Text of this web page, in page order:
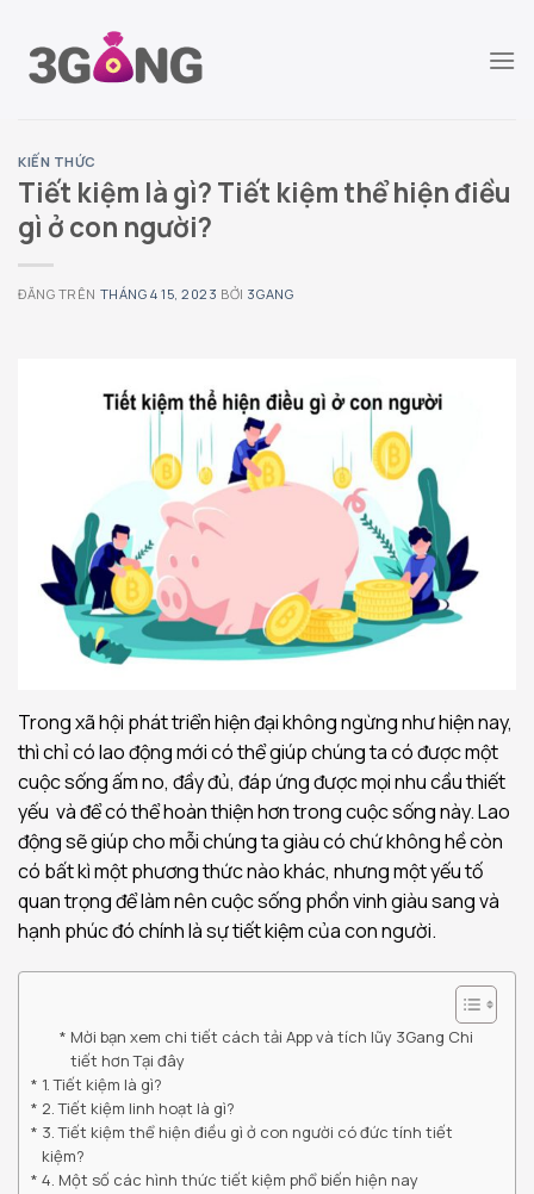
đến
KIẾN THỨC
Tiết kiệm là gì? Tiết kiệm thể hiện điều
gì ở con người?
ĐĂNG TRÊN THÁNG 4 15, 2023 BỞI 3GANG
Trong xã hội phát triển hiện đại không ngừng như hiện nay,
thì chỉ có lao động mới có thể giúp chúng ta có được một
cuộc sống ấm no, đầy đủ, đáp ứng được mọi nhu cầu thiết
yếu và để có thể hoàn thiện hơn trong cuộc sống này. Lao
động sẽ giúp cho mỗi chúng ta giàu có chứ không hề còn
có bất kì một phương thức nào khác, nhưng một yếu tố
quan trọng để làm nên cuộc sống phồn vinh giàu sang và
hạnh phúc đó chính là sự tiết kiệm của con người.
Mời bạn xem chi tiết cách tải App và tích lũy 3Gang Chi
tiết hơn Tại đây
1. Tiết kiệm là gì?
2. Tiết kiệm linh hoạt là gì?
3. Tiết kiệm thể hiện điều gì ở con người có đức tính tiết
kiệm?
4. Một số các hình thức tiết kiệm phổ biến hiện nay